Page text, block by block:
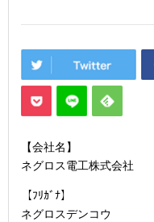
【会社名】
ネグロス電工株式会社
【ﾌﾘｶﾞﾅ】
ネグロスデンコウ